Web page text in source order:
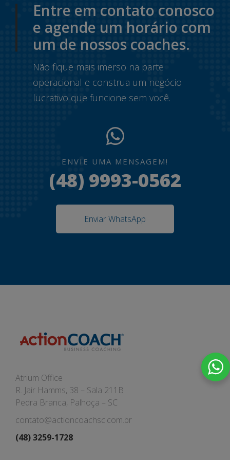
Entre em contato conosco
e agende um horário com
um de nossos coaches.
Não fique mais imerso na parte
operacional e construa um negócio
lucrativo que funcione sem você.
ENVIE UMA MENSAGEM!
(48) 9993-0562
Enviar WhatsApp
Atrium Office
R. Jair Hamms, 38 – Sala 211B
Pedra Branca, Palhoça – SC
contato@actioncoachsc.com.br
(48) 3259-1728